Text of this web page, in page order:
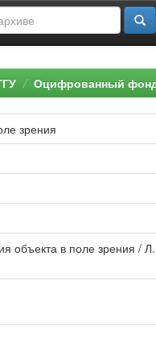
Оцифрованный
зрения
объекта в поле зрения /